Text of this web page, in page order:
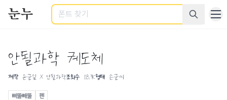
검색
안될과학 궤도체
제작 온글잎 X 안될과학조회수 18.9K형태 손글씨
삐뚤빼뚤 펜